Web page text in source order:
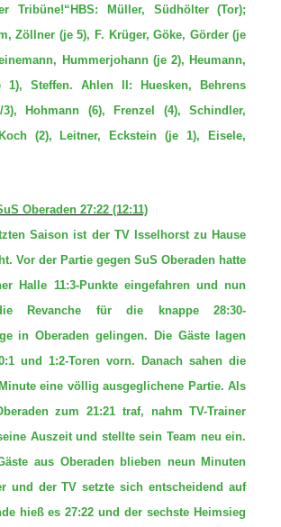
Tribüne!“HBS: Müller, Südhölter (Tor);
Zöllner (je 5), F. Krüger, Göke, Görder (je
Hummerjohann (je 2), Heumann,
1), Steffen. Ahlen II: Huesken, Behrens
Hohmann (6), Frenzel (4), Schindler,
(2), Leitner, Eckstein (je 1), Eisele,
Oberaden 27:22 (12:11)
Saison ist der TV Isselhorst zu Hause
Vor der Partie gegen SuS Oberaden hatte
Halle 11:3-Punkte eingefahren und nun
Revanche für die knappe 28:30-
in Oberaden gelingen. Die Gäste lagen
und 1:2-Toren vorn. Danach sahen die
eine völlig ausgeglichene Partie. Als
zum 21:21 traf, nahm TV-Trainer
Auszeit und stellte sein Team neu ein.
aus Oberaden blieben neun Minuten
und der TV setzte sich entscheidend auf
hieß es 27:22 und der sechste Heimsieg